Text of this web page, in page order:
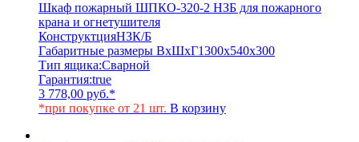
Шкаф пожарный ШПКО-320-2 НЗБ для пожарного
крана и огнетушителя
КонструктцияНЗК/Б
Габаритные размеры ВхШхГ1300х540х300
Тип ящика:Сварной
Гарантия:true
3 778,00 руб.*
*при покупке от 21 шт. В корзину